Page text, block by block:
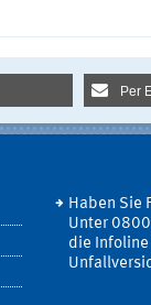
Per
Haben Sie
Unter
die